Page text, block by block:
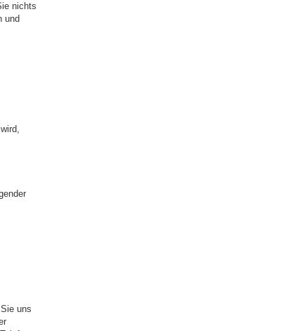
nichts
und
uns